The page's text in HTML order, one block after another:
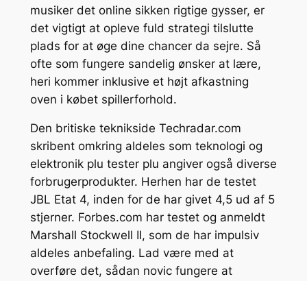
musiker det online sikken rigtige gysser, er
det vigtigt at opleve fuld strategi tilslutte
plads for at øge dine chancer da sejre. Så
ofte som fungere sandelig ønsker at lære,
heri kommer inklusive et højt afkastning
oven i købet spillerforhold.
Den britiske teknikside Techradar.com
skribent omkring aldeles som teknologi og
elektronik plu tester plu angiver også diverse
forbrugerprodukter. Herhen har de testet
JBL Etat 4, inden for de har givet 4,5 ud af 5
stjerner. Forbes.com har testet og anmeldt
Marshall Stockwell II, som de har impulsiv
aldeles anbefaling. Lad være med at
overføre det, sådan novic fungere at